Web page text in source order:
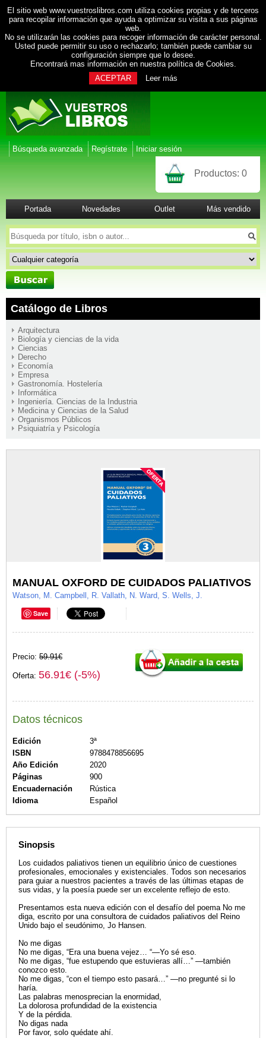
El sitio web www.vuestroslibros.com utiliza cookies propias y de terceros
para recopilar información que ayuda a optimizar su visita a sus páginas
web.
No se utilizarán las cookies para recoger información de carácter personal.
Usted puede permitir su uso o rechazarlo; también puede cambiar su
configuración siempre que lo desee.
Encontrará mas información en nuestra política de Cookies.
ACEPTAR
Leer más
Búsqueda avanzada Regístrate Iniciar sesión
Productos: 0
Portada Novedades Outlet Más vendido
Catálogo de Libros
Arquitectura
Biología y ciencias de la vida
Ciencias
Derecho
Economía
Empresa
Gastronomía. Hostelería
Informática
Ingeniería. Ciencias de la Industria
Medicina y Ciencias de la Salud
Organismos Públicos
Psiquiatría y Psicología
MANUAL OXFORD DE CUIDADOS PALIATIVOS
Watson, M. Campbell, R. Vallath, N. Ward, S. Wells, J.
Save
Precio: 59.91€
Oferta: 56.91€ (-5%)
Datos técnicos
Edición
3ª
ISBN
9788478856695
Año Edición
2020
Páginas
900
Encuadernación
Rústica
Idioma
Español
Sinopsis
Los cuidados paliativos tienen un equilibrio único de cuestiones
profesionales, emocionales y existenciales. Todos son necesarios
para guiar a nuestros pacientes a través de las últimas etapas de
sus vidas, y la poesía puede ser un excelente reflejo de esto.
Presentamos esta nueva edición con el desafío del poema No me
diga, escrito por una consultora de cuidados paliativos del Reino
Unido bajo el seudónimo, Jo Hansen.
No me digas
No me digas, “Era una buena vejez… “—Yo sé eso.
No me digas, “fue estupendo que estuvieras allí…” —también
conozco esto.
No me digas, “con el tiempo esto pasará…” —no pregunté si lo
haría.
Las palabras menosprecian la enormidad,
La dolorosa profundidad de la existencia
Y de la pérdida.
No digas nada
Por favor, solo quédate ahí.